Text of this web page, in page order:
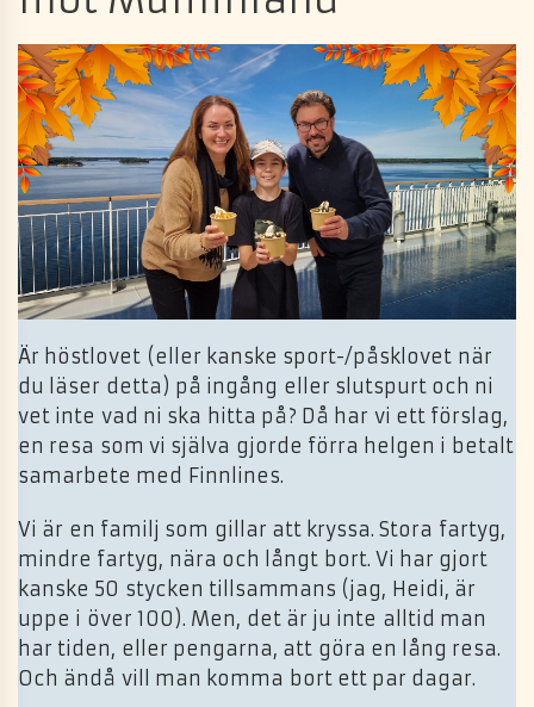
Är höstlovet (eller kanske sport-/påsklovet när
du läser detta) på ingång eller slutspurt och ni
vet inte vad ni ska hitta på? Då har vi ett förslag,
en resa som vi själva gjorde förra helgen i betalt
samarbete med Finnlines.
Vi är en familj som gillar att kryssa. Stora fartyg,
mindre fartyg, nära och långt bort. Vi har gjort
kanske 50 stycken tillsammans (jag, Heidi, är
uppe i över 100). Men, det är ju inte alltid man
har tiden, eller pengarna, att göra en lång resa.
Och ändå vill man komma bort ett par dagar.